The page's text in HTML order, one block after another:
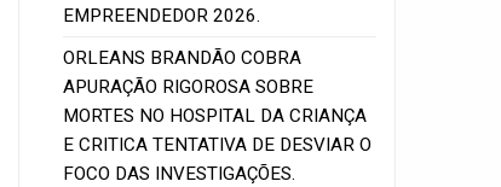
EMPREENDEDOR 2026.
ORLEANS BRANDÃO COBRA
APURAÇÃO RIGOROSA SOBRE
MORTES NO HOSPITAL DA CRIANÇA
E CRITICA TENTATIVA DE DESVIAR O
FOCO DAS INVESTIGAÇÕES.